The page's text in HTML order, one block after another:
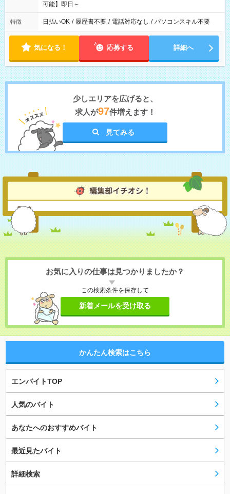
可能】即日～
特徴 日払いOK / 履歴書不要 / 電話対応なし / パソコンスキル不要
気になる！ 応募する 詳細へ
少しエリアを広げると、
求人が97件増えます！
見てみる
お気に入りの仕事は見つかりましたか？
この検索条件を保存して
新着メールを受け取る
かんたん検索はこちら
エンバイトTOP
人気のバイト
あなたへのおすすめバイト
最近見たバイト
詳細検索